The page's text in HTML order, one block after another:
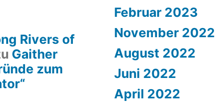
Rivers of
Gaither
zum
Februar 2023
November 2022
August 2022
Juni 2022
April 2022